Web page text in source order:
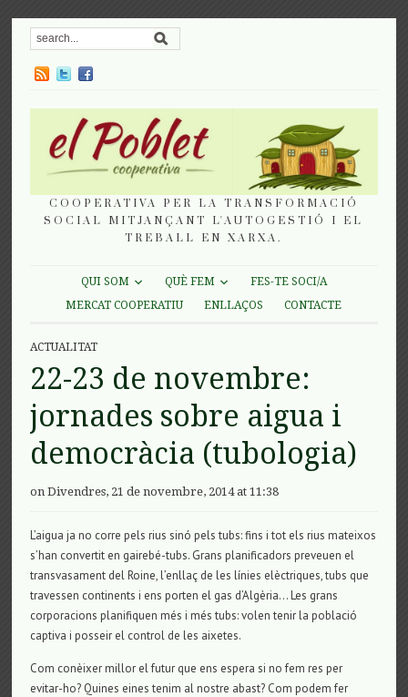
COOPERATIVA PER LA TRANSFORMACIÓ
SOCIAL MITJANÇANT L'AUTOGESTIÓ I EL
TREBALL EN XARXA.
QUI SOM QUÈ FEM
FES-TE SOCI/A
MERCAT COOPERATIU
ENLLAÇOS CONTACTE
ACTUALITAT
22-23 de novembre:
jornades sobre aigua i
democràcia (tubologia)
on Divendres, 21 de novembre, 2014 at 11:38
L’aigua ja no corre pels rius sinó pels tubs: fins i tot els rius mateixos
s’han convertit en gairebé-tubs. Grans planificadors preveuen el
transvasament del Roine, l’enllaç de les línies elèctriques, tubs que
travessen continents i ens porten el gas d’Algèria… Les grans
corporacions planifiquen més i més tubs: volen tenir la població
captiva i posseir el control de les aixetes.
Com conèixer millor el futur que ens espera si no fem res per
evitar-ho? Quines eines tenim al nostre abast? Com podem fer